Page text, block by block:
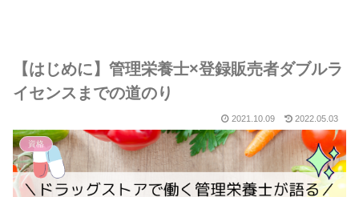
【はじめに】管理栄養士×登録販売者ダブルラ
イセンスまでの道のり
2021.10.09 2022.05.03
資格